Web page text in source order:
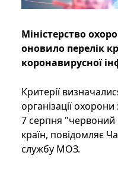
Міністерство
оновило перелік
коронавирусної
Критерії
організації
7 серпня "червоний
країн, повідомляє
службу МОЗ.